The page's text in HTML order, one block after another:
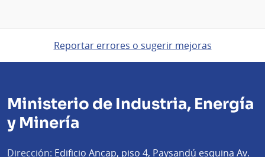
Reportar errores o sugerir mejoras
Ministerio de Industria, Energía
y Minería
Dirección: Edificio Ancap, piso 4, Paysandú esquina Av.